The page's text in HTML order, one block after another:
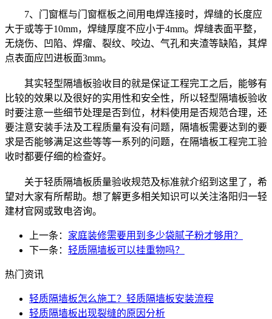
7、门窗框与门窗框板之间用电焊连接时，焊缝的长度应
大于或等于10mm，焊缝厚度不应小于4mm。焊缝表面平整，
无烧伤、凹陷、焊瘤、裂纹、咬边、气孔和夹渣等缺陷，其焊
点表面应凹进板面3mm。
其实轻型隔墙板验收目的就是保证工程完工之后，能够有
比较的效果以及很好的实用性和安全性，所以轻型隔墙板验收
时要注意一些细节处理是否到位，材料使用是否规范合理，还
要注意安装手法及工程质量有没有问题，隔墙板需要达到的要
求是否能够满足这些等等一系列的问题，在隔墙板工程完工验
收时都要仔细的检查好。
关于轻质隔墙板质量验收规范及标准就介绍到这里了，希
望对大家有所帮助。想了解更多相关知识可以关注洛阳归一轻
建材官网或致电咨询。
上一条： 家庭装修需要用到多少袋腻子粉才够用？
下一条： 轻质隔墙板可以挂重物吗？
热门资讯
轻质隔墙板怎么施工？轻质隔墙板安装流程
轻质隔墙板出现裂缝的原因分析